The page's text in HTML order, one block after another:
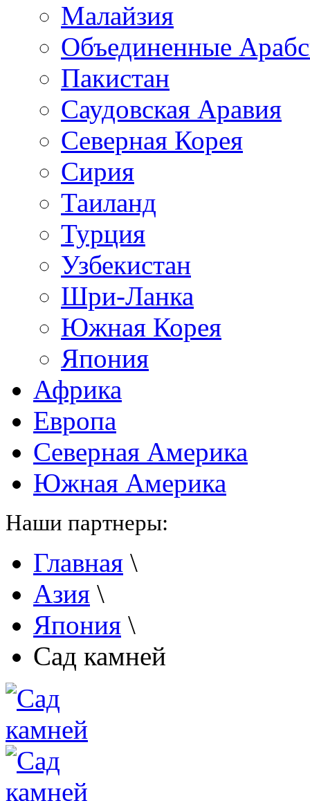
Малайзия
Объединенные
Пакистан
Саудовская Аравия
Северная Корея
Сирия
Таиланд
Турция
Узбекистан
Шри-Ланка
Южная Корея
Япония
Африка
Европа
Северная Америка
Южная Америка
Наши партнеры:
Главная \
Азия \
Япония \
Сад камней